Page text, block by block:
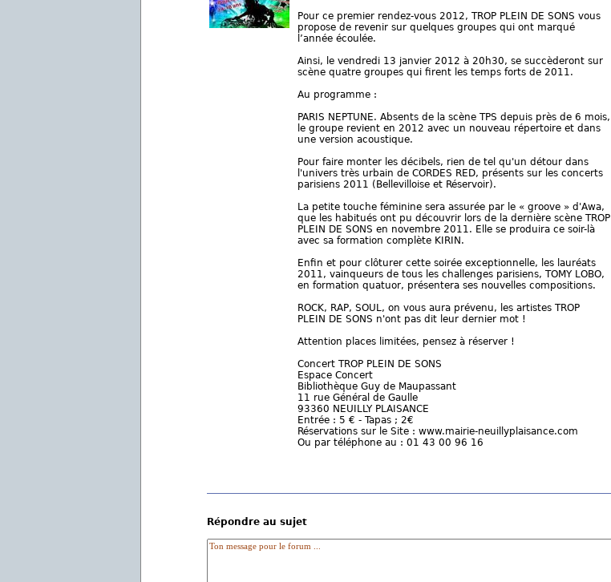
Pour ce premier rendez-vous 2012, TROP PLEIN DE SONS vous
propose de revenir sur quelques groupes qui ont marqué
l’année écoulée.
Ainsi, le vendredi 13 janvier 2012 à 20h30, se succèderont sur
scène quatre groupes qui firent les temps forts de 2011.
Au programme :
PARIS NEPTUNE. Absents de la scène TPS depuis près de 6 mois,
le groupe revient en 2012 avec un nouveau répertoire et dans
une version acoustique.
Pour faire monter les décibels, rien de tel qu'un détour dans
l'univers très urbain de CORDES RED, présents sur les concerts
parisiens 2011 (Bellevilloise et Réservoir).
La petite touche féminine sera assurée par le « groove » d'Awa,
que les habitués ont pu découvrir lors de la dernière scène TROP
PLEIN DE SONS en novembre 2011. Elle se produira ce soir-là
avec sa formation complète KIRIN.
Enfin et pour clôturer cette soirée exceptionnelle, les lauréats
2011, vainqueurs de tous les challenges parisiens, TOMY LOBO,
en formation quatuor, présentera ses nouvelles compositions.
ROCK, RAP, SOUL, on vous aura prévenu, les artistes TROP
PLEIN DE SONS n'ont pas dit leur dernier mot !
Attention places limitées, pensez à réserver !
Concert TROP PLEIN DE SONS
Espace Concert
Bibliothèque Guy de Maupassant
11 rue Général de Gaulle
93360 NEUILLY PLAISANCE
Entrée : 5 € - Tapas ; 2€
Réservations sur le Site : www.mairie-neuillyplaisance.com
Ou par téléphone au : 01 43 00 96 16
Répondre au sujet